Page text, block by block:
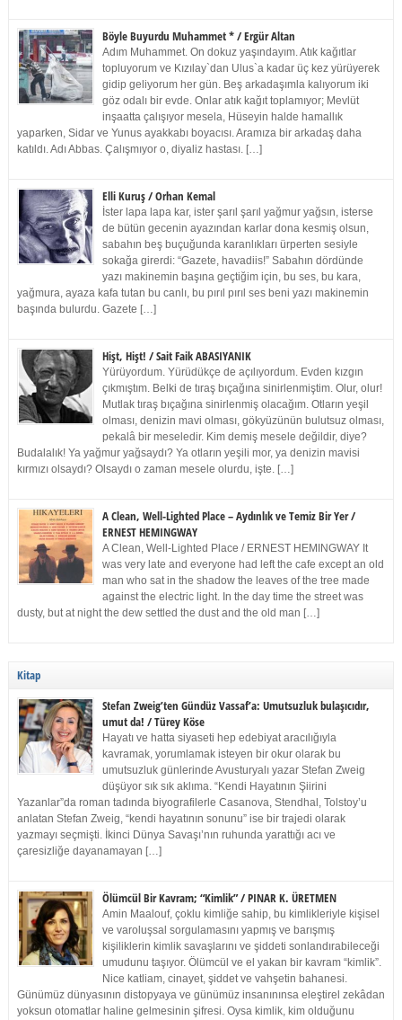
Böyle Buyurdu Muhammet * / Ergür Altan
Adım Muhammet. On dokuz yaşındayım. Atık kağıtlar
topluyorum ve Kızılay`dan Ulus`a kadar üç kez yürüyerek
gidip geliyorum her gün. Beş arkadaşımla kalıyorum iki
göz odalı bir evde. Onlar atık kağıt toplamıyor; Mevlüt
inşaatta çalışıyor mesela, Hüseyin halde hamallık
yaparken, Sidar ve Yunus ayakkabı boyacısı. Aramıza bir arkadaş daha
katıldı. Adı Abbas. Çalışmıyor o, diyaliz hastası. […]
Elli Kuruş / Orhan Kemal
İster lapa lapa kar, ister şarıl şarıl yağmur yağsın, isterse
de bütün gecenin ayazından karlar dona kesmiş olsun,
sabahın beş buçuğunda karanlıkları ürperten sesiyle
sokağa girerdi: “Gazete, havadiis!” Sabahın dördünde
yazı makinemin başına geçtiğim için, bu ses, bu kara,
yağmura, ayaza kafa tutan bu canlı, bu pırıl pırıl ses beni yazı makinemin
başında bulurdu. Gazete […]
Hişt, Hişt! / Sait Faik ABASIYANIK
Yürüyordum. Yürüdükçe de açılıyordum. Evden kızgın
çıkmıştım. Belki de tıraş bıçağına sinirlenmiştim. Olur, olur!
Mutlak tıraş bıçağına sinirlenmiş olacağım. Otların yeşil
olması, denizin mavi olması, gökyüzünün bulutsuz olması,
pekalâ bir meseledir. Kim demiş mesele değildir, diye?
Budalalık! Ya yağmur yağsaydı? Ya otların yeşili mor, ya denizin mavisi
kırmızı olsaydı? Olsaydı o zaman mesele olurdu, işte. […]
A Clean, Well-Lighted Place – Aydınlık ve Temiz Bir Yer /
ERNEST HEMINGWAY
A Clean, Well-Lighted Place / ERNEST HEMINGWAY It
was very late and everyone had left the cafe except an old
man who sat in the shadow the leaves of the tree made
against the electric light. In the day time the street was
dusty, but at night the dew settled the dust and the old man […]
Kitap
Stefan Zweig’ten Gündüz Vassaf’a: Umutsuzluk bulaşıcıdır,
umut da! / Türey Köse
Hayatı ve hatta siyaseti hep edebiyat aracılığıyla
kavramak, yorumlamak isteyen bir okur olarak bu
umutsuzluk günlerinde Avusturyalı yazar Stefan Zweig
düşüyor sık sık aklıma. “Kendi Hayatının Şiirini
Yazanlar”da roman tadında biyografilerle Casanova, Stendhal, Tolstoy’u
anlatan Stefan Zweig, “kendi hayatının sonunu” ise bir trajedi olarak
yazmayı seçmişti. İkinci Dünya Savaşı’nın ruhunda yarattığı acı ve
çaresizliğe dayanamayan […]
Ölümcül Bir Kavram; “Kimlik” / PINAR K. ÜRETMEN
Amin Maalouf, çoklu kimliğe sahip, bu kimlikleriyle kişisel
ve varoluşsal sorgulamasını yapmış ve barışmış
kişiliklerin kimlik savaşlarını ve şiddeti sonlandırabileceği
umudunu taşıyor. Ölümcül ve el yakan bir kavram “kimlik”.
Nice katliam, cinayet, şiddet ve vahşetin bahanesi.
Günümüz dünyasının distopyaya ve günümüz insanınınsa eleştirel zekâdan
yoksun otomatlar haline gelmesinin şifresi. Oysa kimlik, kim olduğunu